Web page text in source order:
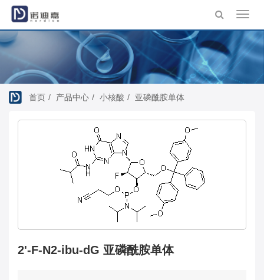
首页 产品中心 小核酸 亚磷酰胺单体
2'-F-N2-ibu-dG 亚磷酰胺单体